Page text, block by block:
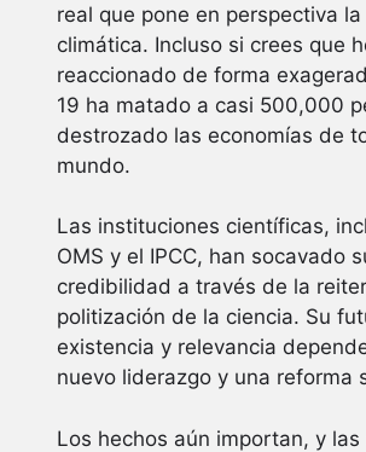
real que pone en perspectiva la
climática. Incluso si crees que
reaccionado de forma
19 ha matado a casi 500,000
destrozado las economías de
mundo.
Las instituciones científicas,
OMS y el IPCC, han socavado
credibilidad a través de la
politización de la ciencia. Su
existencia y relevancia
nuevo liderazgo y una reforma
Los hechos aún importan, y las